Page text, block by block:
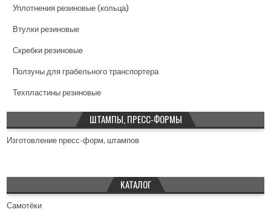
Уплотнения резиновые (кольца)
Втулки резиновые
Скребки резиновые
Ползуны для грабельного транспортера
Техпластины резиновые
ШТАМПЫ, ПРЕСС-ФОРМЫ
Изготовление пресс-форм, штампов
КАТАЛОГ
Самотёки